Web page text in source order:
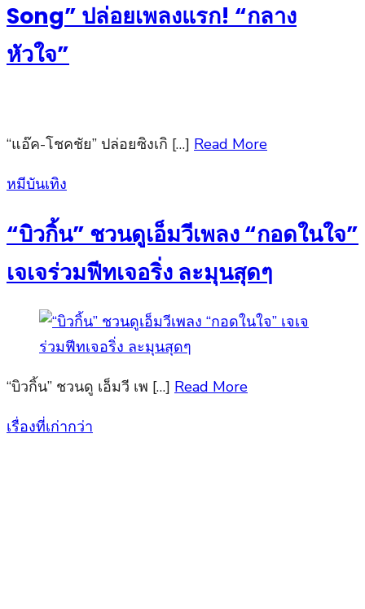
Song” ปล่อยเพลงแรก! “กลาง
หัวใจ”
“แอ๊ค-โชคชัย” ปล่อยซิงเกิ […] Read More
Posted
หมีบันเทิง
“บิวกิ้น” ชวนดูเอ็มวีเพลง “กอดในใจ”
เจเจร่วมฟีทเจอริ่ง ละมุนสุดๆ
“บิวกิ้น” ชวนดู เอ็มวี เพ […] Read More
แนะแนว
เรื่องที่เก่ากว่า